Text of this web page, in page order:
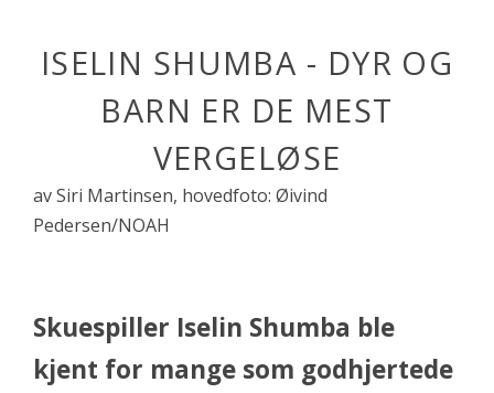
ISELIN SHUMBA - DYR OG
BARN ER DE MEST
VERGELØSE
av Siri Martinsen, hovedfoto: Øivind
Pedersen/NOAH
Skuespiller Iselin Shumba ble
kjent for mange som godhjertede